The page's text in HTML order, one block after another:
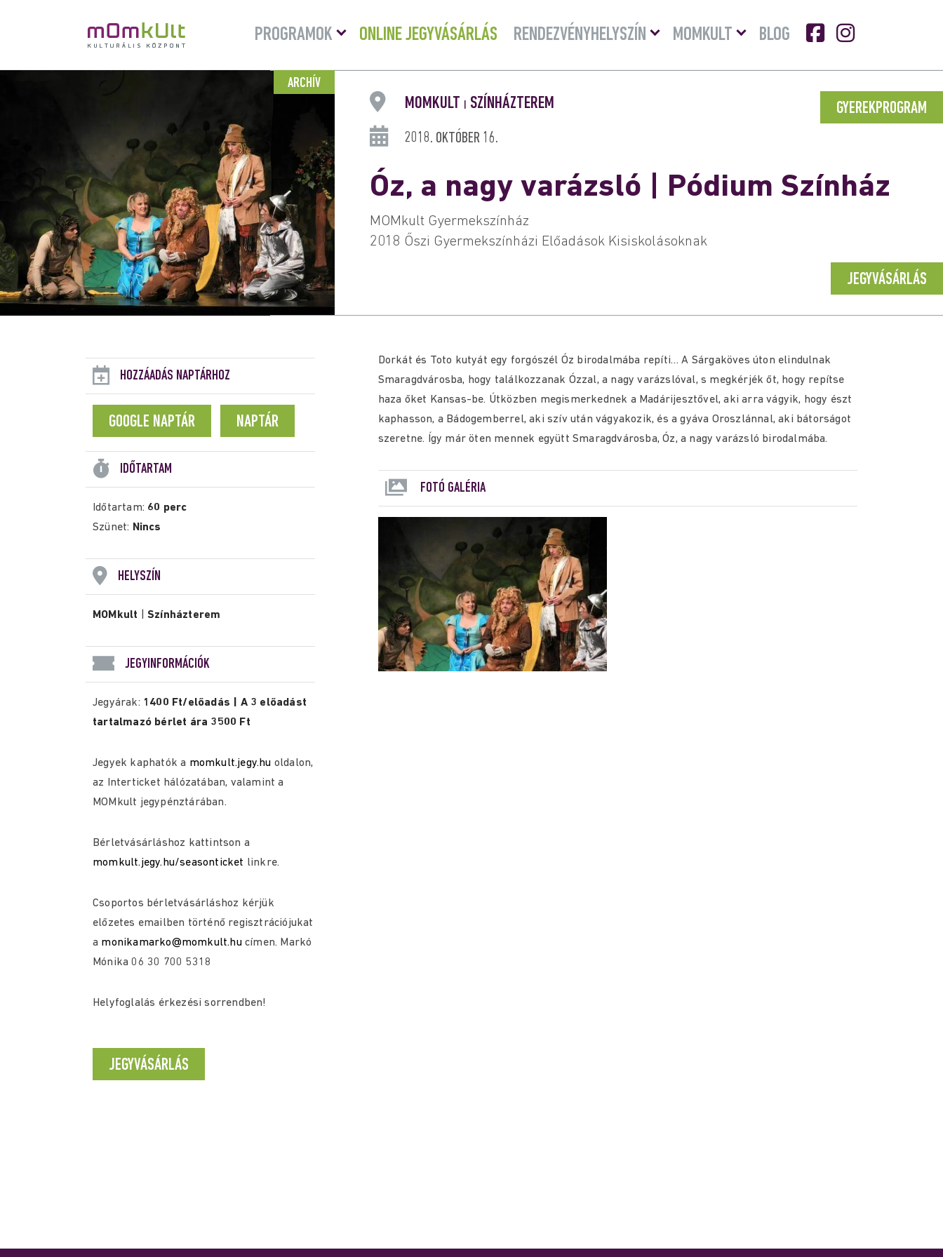
PROGRAMOK
Menü
lenyitása
ONLINE JEGYVÁSÁRLÁS RENDEZVÉNYHELYSZÍN
Menü
lenyitásaMOMKULT
Menü
lenyitása
BLOG
ARCHÍV
GYEREKPROGRAM
MOMKULT SZÍNHÁZTEREM
2018. OKTÓBER 16.
Óz, a nagy varázsló | Pódium Színház
MOMkult Gyermekszínház
2018 Őszi Gyermekszínházi Előadások Kisiskolásoknak
JEGYVÁSÁRLÁS
HOZZÁADÁS NAPTÁRHOZ
GOOGLE NAPTÁR NAPTÁR
IDŐTARTAM
Időtartam: 60 perc
Szünet: Nincs
HELYSZÍN
MOMkult |Színházterem
JEGYINFORMÁCIÓK
Jegyárak: 1400 Ft/előadás | A 3 előadást
tartalmazó bérlet ára 3500 Ft
Jegyek kaphatók a momkult.jegy.hu oldalon,
az Interticket hálózatában, valamint a
MOMkult jegypénztárában.
Bérletvásárláshoz kattintson a
momkult.jegy.hu/seasonticket linkre.
Csoportos bérletvásárláshoz kérjük
előzetes emailben történő regisztrációjukat
a monikamarko@momkult.hucímen. Markó
Mónika 06 30 700 5318
Helyfoglalás érkezési sorrendben!
JEGYVÁSÁRLÁS
Dorkát és Toto kutyát egy forgószél Óz birodalmába repíti… A Sárgaköves úton elindulnak
Smaragdvárosba, hogy találkozzanak Ózzal, a nagy varázslóval, s megkérjék őt, hogy repítse
haza őket Kansas-be. Útközben megismerkednek a Madárijesztővel, aki arra vágyik, hogy észt
kaphasson, a Bádogemberrel, aki szív után vágyakozik, és a gyáva Oroszlánnal, aki bátorságot
szeretne. Így már öten mennek együtt Smaragdvárosba, Óz, a nagy varázsló birodalmába.
FOTÓ GALÉRIA